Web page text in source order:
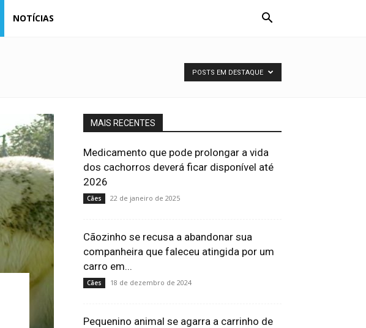
NOTÍCIAS
POSTS EM DESTAQUE
MAIS RECENTES
Medicamento que pode prolongar a vida
dos cachorros deverá ficar disponível até
2026
Cães 22 de janeiro de 2025
Cãozinho se recusa a abandonar sua
companheira que faleceu atingida por um
carro em...
Cães 18 de dezembro de 2024
Pequenino animal se agarra a carrinho de